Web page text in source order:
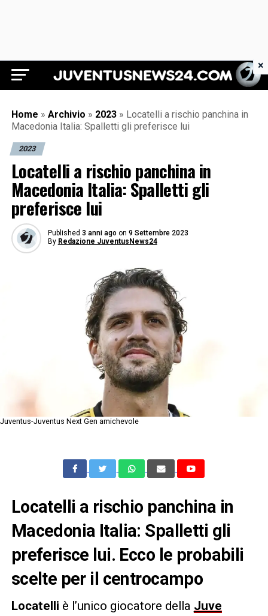
Juventus News 24
Home » Archivio » 2023 » Locatelli a rischio panchina in
Macedonia Italia: Spalletti gli preferisce lui
2023
Locatelli a rischio panchina in
Macedonia Italia: Spalletti gli
preferisce lui
Published 3 anni ago on 9 Settembre 2023
By Redazione JuventusNews24
Juventus-Juventus Next Gen amichevole
Locatelli a rischio panchina in
Macedonia Italia: Spalletti gli
preferisce lui. Ecco le probabili
scelte per il centrocampo
Locatelli è l’unico giocatore della Juve
×